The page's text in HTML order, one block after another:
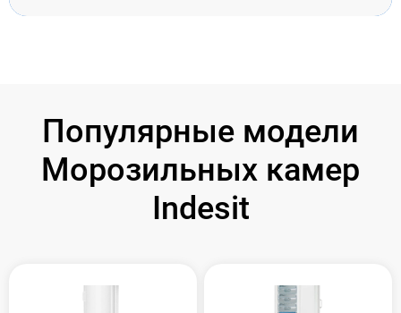
Популярные модели
Морозильных камер
Indesit